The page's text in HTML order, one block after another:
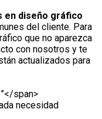
en diseño gráfico
del cliente. Para
que no aparezca
con nosotros y te
actualizados para